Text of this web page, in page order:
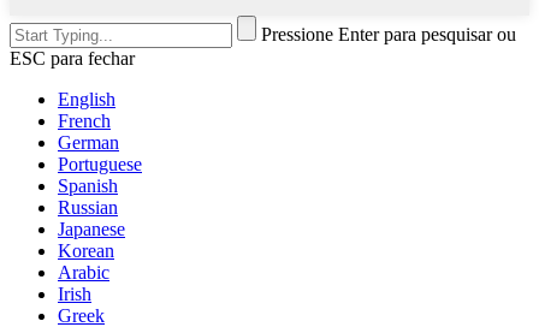
Pressione Enter para pesquisar ou
ESC para fechar
English
French
German
Portuguese
Spanish
Russian
Japanese
Korean
Arabic
Irish
Greek